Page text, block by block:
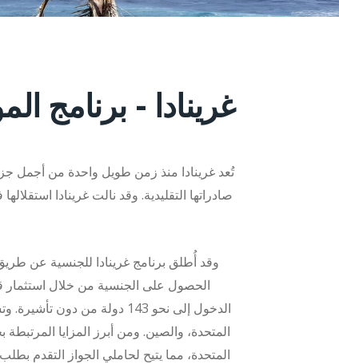
غرينادا - برنامج
تُعد غرينادا منذ زمن طويل واحدة من أجمل
الحصول على الجنسية من خلال استثمار
الدخول إلى نحو 143 دولة من
المتحدة، مما يتيح لحاملي الجواز التقدم